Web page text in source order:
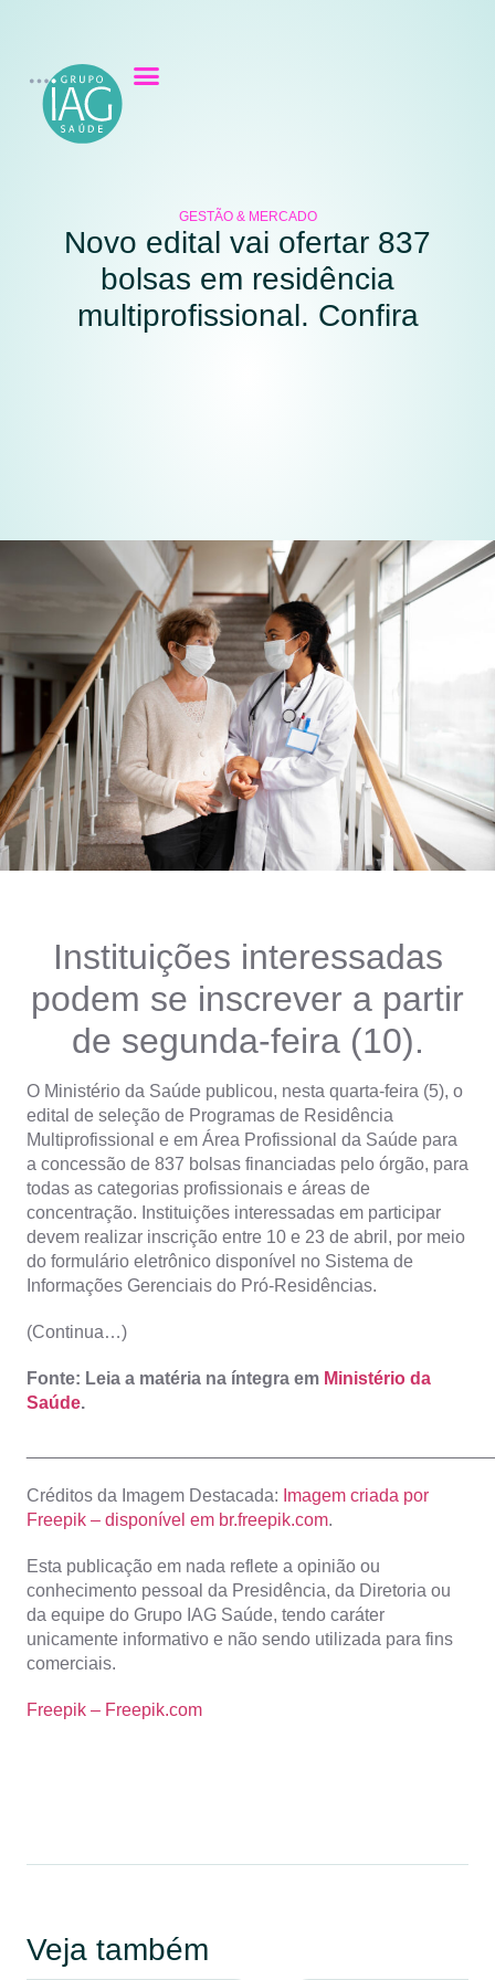
GESTÃO & MERCADO
Novo edital vai ofertar 837
bolsas em residência
multiprofissional. Confira
Instituições interessadas
podem se inscrever a partir
de segunda-feira (10).
O Ministério da Saúde publicou, nesta quarta-feira (5), o
edital de seleção de Programas de Residência
Multiprofissional e em Área Profissional da Saúde para
a concessão de 837 bolsas financiadas pelo órgão, para
todas as categorias profissionais e áreas de
concentração. Instituições interessadas em participar
devem realizar inscrição entre 10 e 23 de abril, por meio
do formulário eletrônico disponível no Sistema de
Informações Gerenciais do Pró-Residências.
(Continua…)
Fonte: Leia a matéria na íntegra em Ministério da
Saúde.
Créditos da Imagem Destacada: Imagem criada por
Freepik – disponível em br.freepik.com.
Esta publicação em nada reflete a opinião ou
conhecimento pessoal da Presidência, da Diretoria ou
da equipe do Grupo IAG Saúde, tendo caráter
unicamente informativo e não sendo utilizada para fins
comerciais.
Freepik – Freepik.com
Veja também